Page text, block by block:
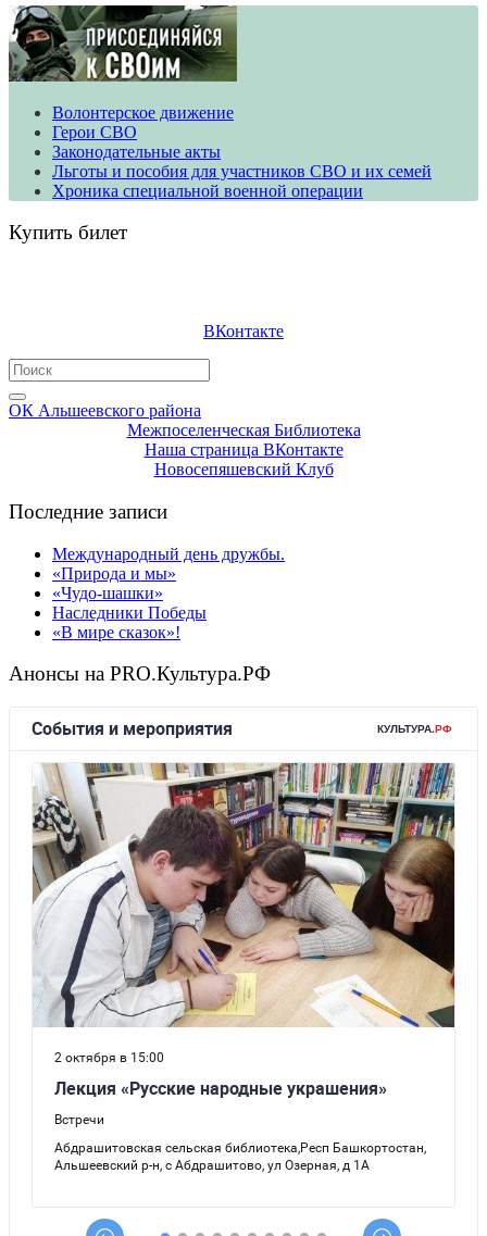
Волонтерское движение
​​​​​​​Герои СВО
Законодательные акты
Льготы и пособия для участников СВО и их семей
Хроника специальной военной операции
Купить билет
ВКонтакте
Search
for:
ОК Альшеевского района
Межпоселенческая Библиотека
Наша страница ВКонтакте
Новосепяшевский Клуб
Последние записи
Международный день дружбы.
«Природа и мы»
«Чудо-шашки»
Наследники Победы
«В мире сказок»!
Анонсы на PRO.Культура.РФ